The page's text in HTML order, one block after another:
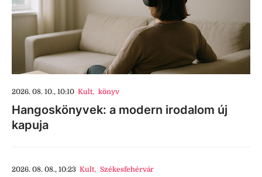
2026. 08. 10., 10:10 Kult, könyv
Hangoskönyvek: a modern irodalom új
kapuja
2026. 08. 08., 10:23 Kult, Székesfehérvár